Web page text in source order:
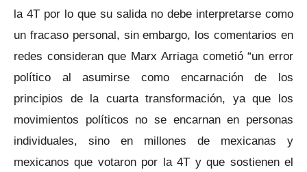
la 4T por lo que su salida no debe interpretarse como
un fracaso personal, sin embargo, los comentarios en
redes consideran que Marx Arriaga cometió “un error
político al asumirse como encarnación de los
principios de la cuarta transformación, ya que los
movimientos políticos no se encarnan en personas
individuales, sino en millones de mexicanas y
mexicanos que votaron por la 4T y que sostienen el